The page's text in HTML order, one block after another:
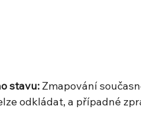
stavu: Zmapování
odkládat, a případné